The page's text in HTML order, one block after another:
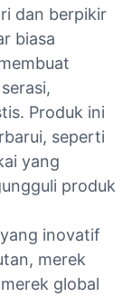
dan berpikir
biasa
Produk ini
seperti
yang
produk
inovatif
merek
global